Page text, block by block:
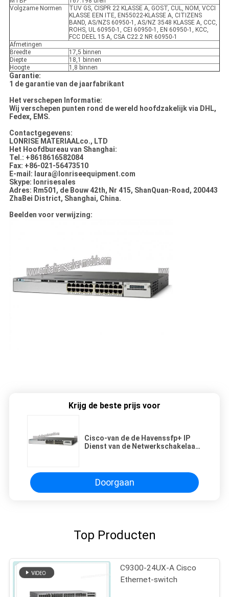
Volgzame Normen
TUV GS, CISPR 22 KLASSE A, GOST, CUL, NOM, VCCI
KLASSE EEN ITE, EN55022-KLASSE A, CITIZENS
BAND, AS/NZS 60950-1, AS/NZ 3548 KLASSE A, CCC,
ROHS, UL 60950-1, CEI 60950-1, EN 60950-1, KCC,
FCC DEEL 15 A, CSA C22.2 NR 60950-1
Afmetingen
Breedte
17,5 binnen
Diepte
18,1 binnen
Hoogte
1,8 binnen
Garantie:
1 de garantie van de jaarfabrikant
Het verschepen Informatie:
Wij verschepen punten rond de wereld hoofdzakelijk via DHL,
Fedex, EMS.
Contactgegevens:
LONRISE MATERIAALco., LTD
Het Hoofdbureau van Shanghai:
Tel.: +8618616582084
Fax: +86-021-56473510
E-mail: laura@lonriseequipment.com
Skype: lonrisesales
Adres: Rm501, de Bouw 42th, Nr 415, ShanQuan-Road, 200443
ZhaBei District, Shanghai, China.
Beelden voor verwijzing:
Krijg de beste prijs voor
Cisco-van de de Havenssfp+ IP
Dienst van de Netwerkschakelaar
Doorgaan
Top Producten
C9300-24UX-A Cisco
Ethernet-switch